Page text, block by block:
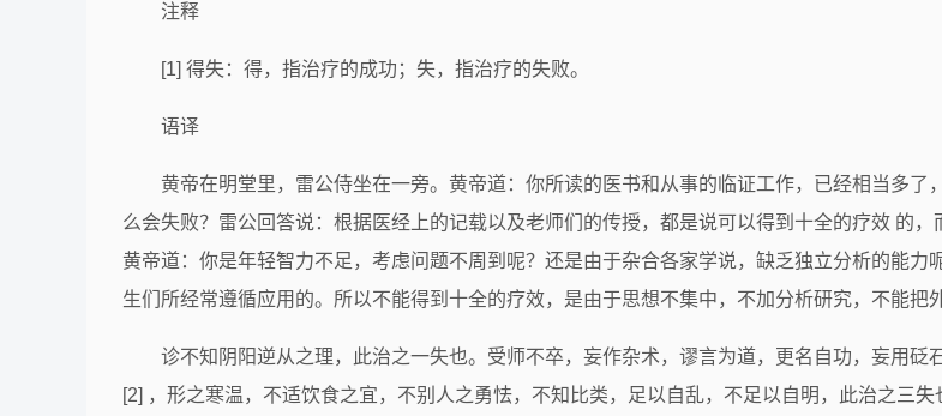
注释
[1] 得失：得，指治疗的成功；失，指治疗的失败。
语译
黄帝在明堂里，雷公侍坐在一旁。黄帝道：你所读的医书和从事的临证工作，已经相当多
么会失败？雷公回答说：根据医经上的记载以及老师们的传授，都是说可以得到十全的疗效 的
黄帝道：你是年轻智力不足，考虑问题不周到呢？还是由于杂合各家学说，缺乏独立分析的能
生们所经常遵循应用的。所以不能得到十全的疗效，是由于思想不集中，不加分析研究，不能把
诊不知阴阳逆从之理，此治之一失也。受师不卒，妄作杂术，谬言为道，更名自功，妄用
[2] ，形之寒温，不适饮食之宜，不别人之勇怯，不知比类，足以自乱，不足以自明，此治之三